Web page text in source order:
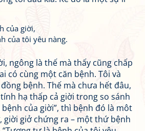
của giời,
của tôi yêu nàng.
ngông là thế mà thấy cũng chấp
có cùng một căn bệnh. Tôi và
bệnh. Thế mà chưa hết đâu,
hạ thấp cả giời trong so sánh
của giời”, thì bệnh đó là môt
giở chứng ra – một thứ bệnh